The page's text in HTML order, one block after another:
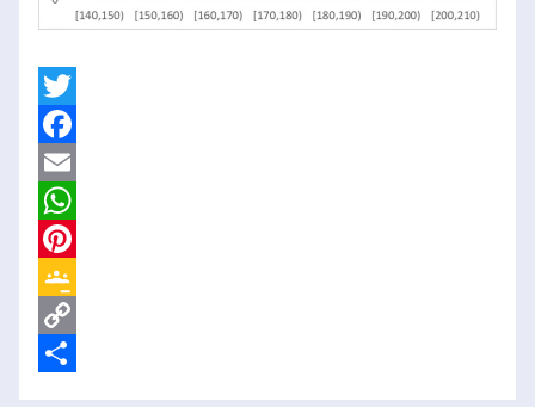
Twitter
Facebook
Email
WhatsApp
Pinterest
Google
Classroom
Copy